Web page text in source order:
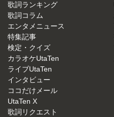
歌詞ランキング
歌詞コラム
エンタメニュース
特集記事
検定・クイズ
カラオケUtaTen
ライブUtaTen
インタビュー
ココだけメール
UtaTen X
歌詞リクエスト